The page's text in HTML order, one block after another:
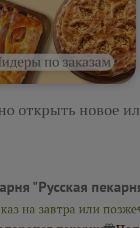
открыть новое
"Русская
на завтра или позже